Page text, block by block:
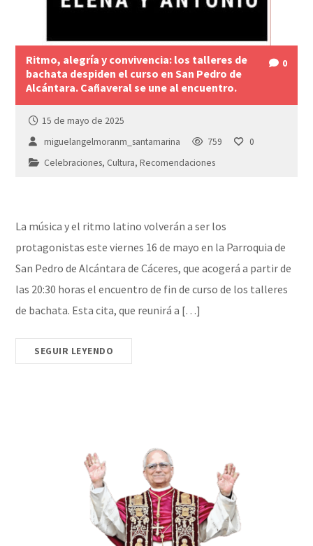
Ritmo, alegría y convivencia: los talleres de
bachata despiden el curso en San Pedro de
Alcántara. Cañaveral se une al encuentro.
0
15 de mayo de 2025
miguelangelmoranm_santamarina
759
0
Celebraciones, Cultura,Recomendaciones
La música y el ritmo latino volverán a ser los
protagonistas este viernes 16 de mayo en la Parroquia de
San Pedro de Alcántara de Cáceres, que acogerá a partir de
las 20:30 horas el encuentro de fin de curso de los talleres
de bachata. Esta cita, que reunirá a […]
SEGUIR LEYENDO